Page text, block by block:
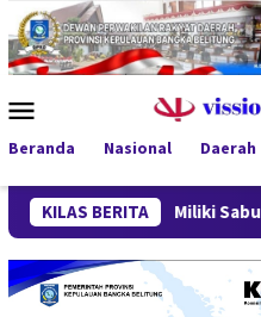
Loncat
ke
konten
Mobile
Beranda Nasional Daerah
KILAS BERITA
Miliki Sabu 50 Gram,